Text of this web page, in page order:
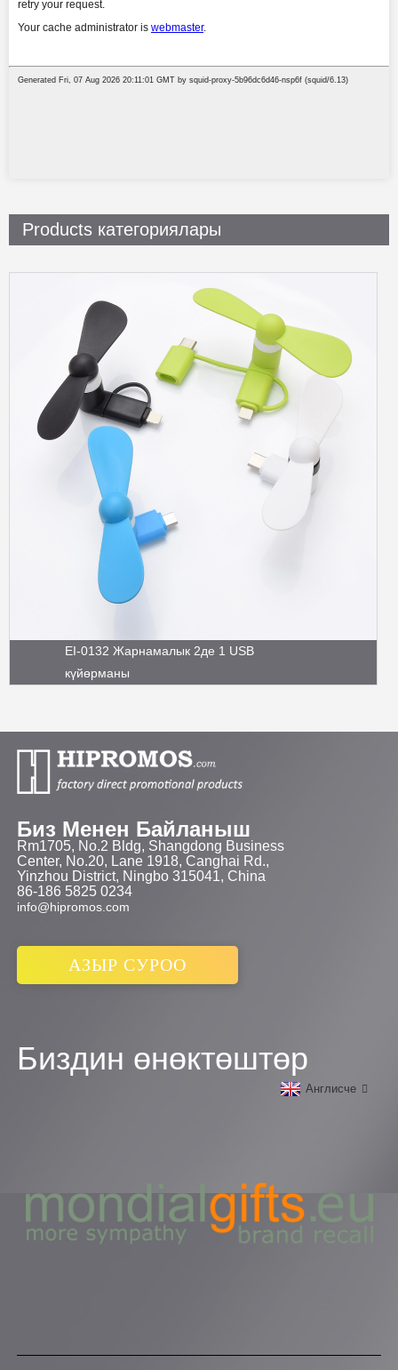
Products категориялары
EI-0132 Жарнамалык 2де 1 USB
күйөрманы
Биз Менен Байланыш
Rm1705, No.2 Bldg, Shangdong Business
Center, No.20, Lane 1918, Canghai Rd.,
Yinzhou District, Ningbo 315041, China
86-186 5825 0234
info@hipromos.com
АЗЫР СУРОО
Биздин өнөктөштөр
Англисче